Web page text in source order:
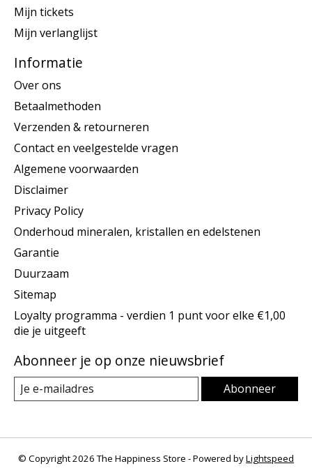
Mijn tickets
Mijn verlanglijst
Informatie
Over ons
Betaalmethoden
Verzenden & retourneren
Contact en veelgestelde vragen
Algemene voorwaarden
Disclaimer
Privacy Policy
Onderhoud mineralen, kristallen en edelstenen
Garantie
Duurzaam
Sitemap
Loyalty programma - verdien 1 punt voor elke €1,00
die je uitgeeft
Abonneer je op onze nieuwsbrief
Abonneer
© Copyright 2026 The Happiness Store - Powered byLightspeed